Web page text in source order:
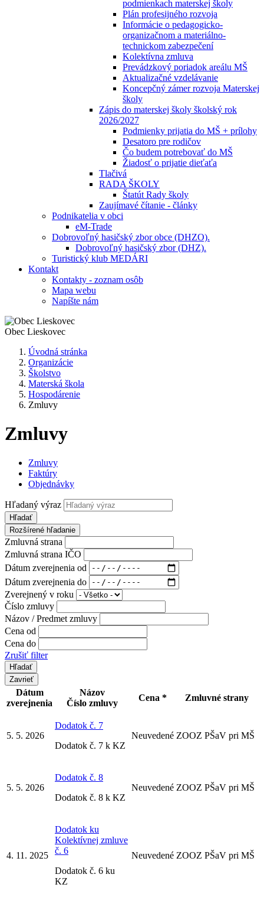
podmienkach materskej školy
Plán profesijného rozvoja
Informácie o pedagogicko-
organizačnom a materiálno-
technickom zabezpečení
Kolektívna zmluva
Prevádzkový poriadok areálu MŠ
Aktualizačné vzdelávanie
Koncepčný zámer rozvoja Materskej
školy
Zápis do materskej školy školský rok
2026/2027
Podmienky prijatia do MŠ + prílohy
Desatoro pre rodičov
Čo budem potrebovať do MŠ
Žiadosť o prijatie dieťaťa
Tlačivá
RADA ŠKOLY
Štatút Rady školy
Zaujímavé čítanie - články
Podnikatelia v obci
eM-Trade
Dobrovoľný hasičský zbor obce (DHZO).
Dobrovoľný hasičský zbor (DHZ).
Turistický klub MEDÁRI
Kontakt
Kontakty - zoznam osôb
Mapa webu
Napíšte nám
Obec Lieskovec
Úvodná stránka
Organizácie
Školstvo
Materská škola
Hospodárenie
Zmluvy
Zmluvy
Zmluvy
Faktúry
Objednávky
Hľadaný výraz
Hľadať
Rozšírené hľadanie
Zmluvná strana
Zmluvná strana IČO
Dátum zverejnenia od
Dátum zverejnenia do
Zverejnený v roku
Číslo zmluvy
Názov / Predmet zmluvy
Cena od
Cena do
Zrušiť filter
Zavrieť
Dátum
zverejnenia
Názov
Číslo zmluvy
Cena * Zmluvné strany
5. 5. 2026
Dodatok č. 7
Dodatok č. 7 k KZ
Neuvedené ZOOZ PŠaV pri MŠ
5. 5. 2026
Dodatok č. 8
Dodatok č. 8 k KZ
Neuvedené ZOOZ PŠaV pri MŠ
4. 11. 2025
Dodatok ku
Kolektívnej zmluve
č. 6
Dodatok č. 6 ku
KZ
Neuvedené ZOOZ PŠaV pri MŠ